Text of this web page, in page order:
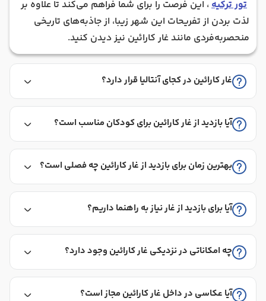
تور ترکیه، این فرصت را برای شما فراهم می‌کند تا علاوه بر
لذت بردن از تفریحات این شهر زیبا، از جاذبه‌های تاریخی
منحصربه‌فردی مانند غار کارائین نیز دیدن کنید.
غار کارائین در کجای آنتالیا قرار دارد؟
آیا بازدید از غار کارائین برای کودکان مناسب است؟
بهترین زمان برای بازدید از غار کارائین چه فصلی است؟
آیا برای بازدید از غار نیاز به راهنما داریم؟
چه امکاناتی در نزدیکی غار کارائین وجود دارد؟
آیا عکاسی در داخل غار کارائین مجاز است؟